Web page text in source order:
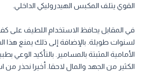
القوي يتلف المكبس الهيدروليكي الداخلي.
في المقابل يحافظ الاستخدام اللطيف على
لسنوات طويلة. بالإضافة إلى ذلك يمنع هذا
الأمامية المثبتة بالمسامير. بالتأكيد الوعي
الكثير من الجهد والمال لاحقا. أخيرا نحذر